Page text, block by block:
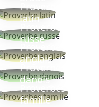
Proverbe
latin
Proverbe
russe
Proverbe
anglais
Proverbe
danois
Proverbes
famille